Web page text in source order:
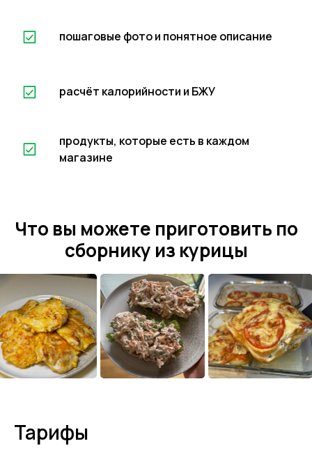
пошаговые фото и понятное описание
расчёт калорийности и БЖУ
продукты, которые есть в каждом
магазине
Что вы можете приготовить по
сборнику из курицы
Тарифы